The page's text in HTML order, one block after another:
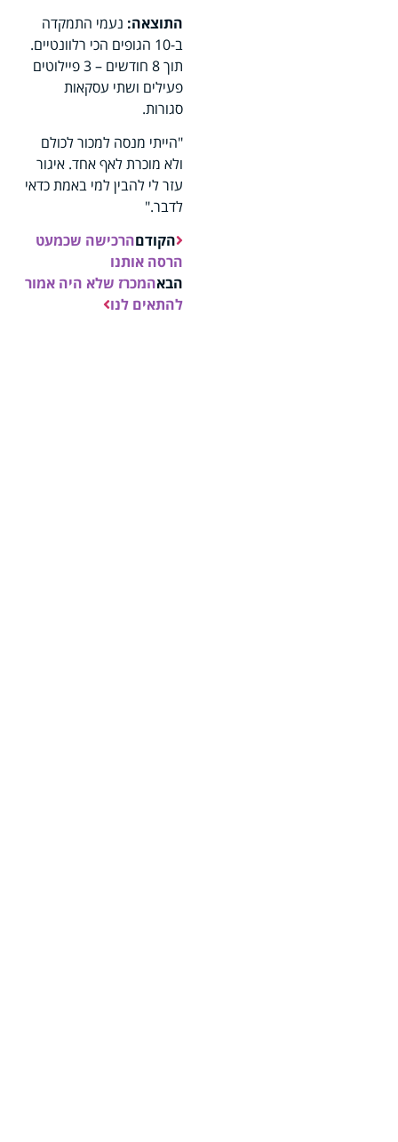
התוצאה: נעמי התמקדה
ב-10 הגופים הכי רלוונטיים.
תוך 8 חודשים – 3 פיילוטים
פעילים ושתי עסקאות
סגורות.
"הייתי מנסה למכור לכולם
ולא מוכרת לאף אחד. איגור
עזר לי להבין למי באמת כדאי
לדבר."
הקודםהרכישה שכמעט
הרסה אותנו
הבאהמכרז שלא היה אמור
להתאים לנו